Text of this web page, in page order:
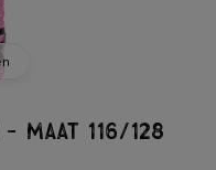
116/128